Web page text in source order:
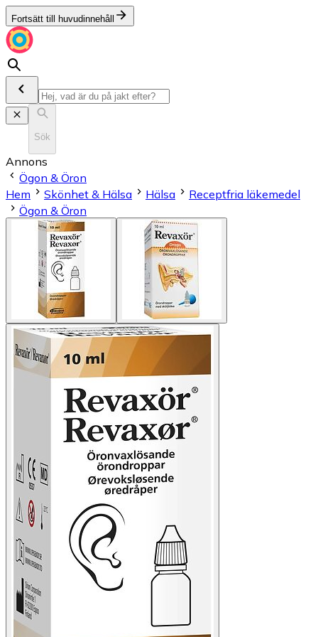
Fortsätt till huvudinnehåll
Sök
Annons
Ögon & Öron
Hem
Skönhet & Hälsa Hälsa
Receptfria läkemedel
Ögon & Öron